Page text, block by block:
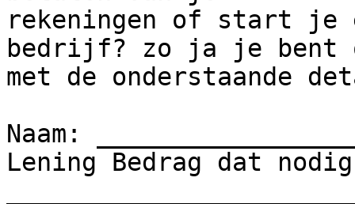
rekeningen of start je
bedrijf? zo ja je bent
met de onderstaande
Naam:
Lening Bedrag dat